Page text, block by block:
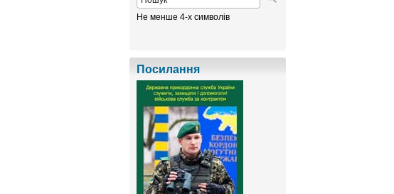
Не менше 4-х символів
Посилання